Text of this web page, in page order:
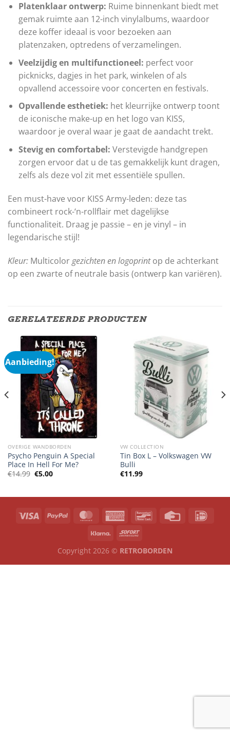
Platenklaar ontwerp: Ruime binnenkant biedt met
gemak ruimte aan 12-inch vinylalbums, waardoor
deze koffer ideaal is voor bezoeken aan
platenzaken, optredens of verzamelingen.
Veelzijdig en multifunctioneel: perfect voor
picknicks, dagjes in het park, winkelen of als
opvallend accessoire voor concerten en festivals.
Opvallende esthetiek: het kleurrijke ontwerp toont
de iconische make-up en het logo van KISS,
waardoor je overal waar je gaat de aandacht trekt.
Stevig en comfortabel: Verstevigde handgrepen
zorgen ervoor dat u de tas gemakkelijk kunt dragen,
zelfs als deze vol zit met essentiële spullen.
Een must-have voor KISS Army-leden: deze tas
combineert rock-‘n-rollflair met dagelijkse
functionaliteit. Draag je passie – en je vinyl – in
legendarische stijl!
Kleur: Multicolorgezichten en logoprintop de achterkant
op een zwarte of neutrale basis (ontwerp kan variëren).
GERELATEERDE PRODUCTEN
Aanbieding!
OVERIGE WANDBORDEN
Psycho Penguin A Special
Place In Hell For Me?
€14.99 Oorspronkelijke
€5.00Huidige
VW COLLECTION
Tin Box L – Volkswagen VW
Bulli
€11.99
Copyright 2026 © RETROBORDEN